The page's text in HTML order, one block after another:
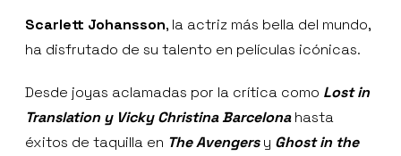
Scarlett Johansson, la actriz más bella del mundo,
ha disfrutado de su talento en películas icónicas.
Desde joyas aclamadas por la crítica como Lost in
Translation y Vicky Christina Barcelonahasta
éxitos de taquilla en The Avengersy Ghost in the